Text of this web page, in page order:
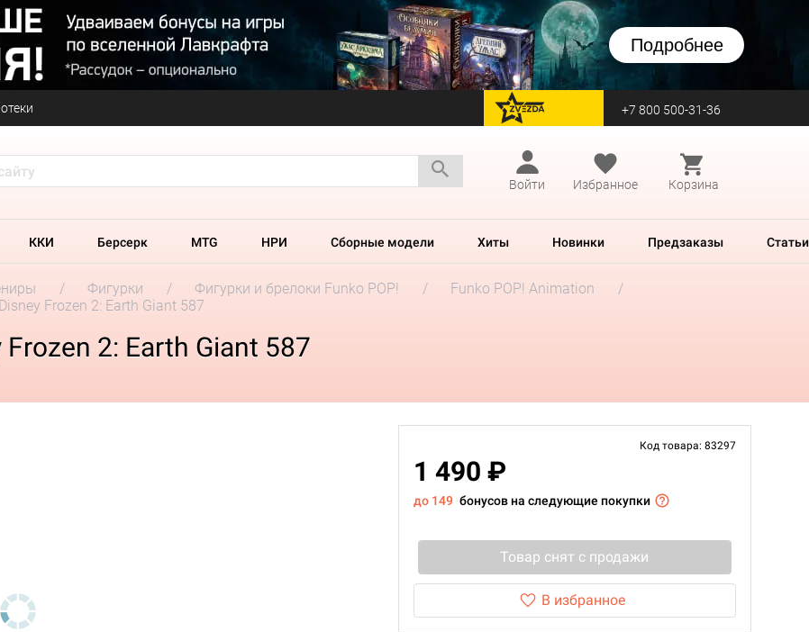
Подробнее
перейти на Zvezda +7 800 500-31-36
Войти
Избранное Корзина
ККИ Берсерк MTG НРИ Сборные модели Хиты Новинки Предзаказы Статьи
Фигурки Фигурки и брелоки Funko POP!
Funko POP! Animation
Frozen 2: Earth Giant 587
2: Earth Giant 587
Код товара: 83297
1 490 ₽
до 149 бонусов на следующие покупки
Товар снят с продажи
В избранное